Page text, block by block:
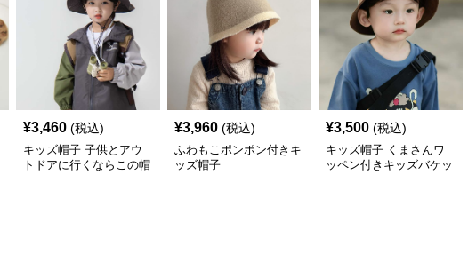
¥3,460 (税込)
キッズ帽子 子供とアウ
トドアに行くならこの帽
¥3,960 (税込)
ふわもこポンポン付きキ
ッズ帽子
¥3,500 (税込)
キッズ帽子 くまさんワ
ッペン付きキッズバケッ